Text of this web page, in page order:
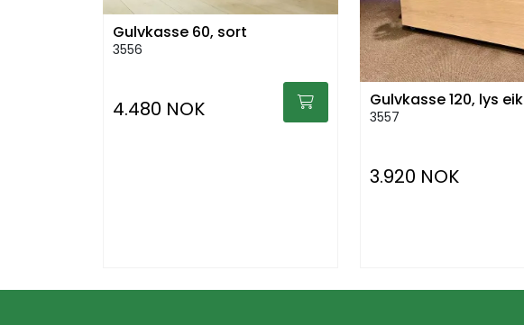
Gulvkasse 60, sort
3556
4.480 NOK Gulvkasse 120, lys eik
3557
3.920 NOK